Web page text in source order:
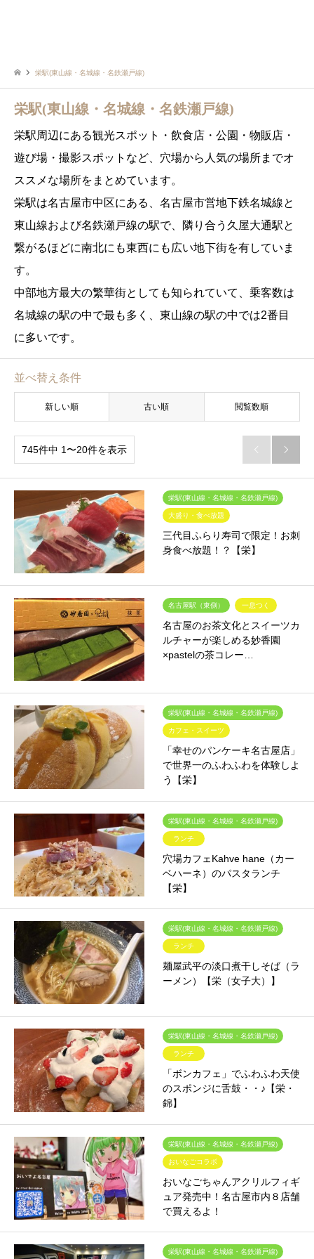
栄駅(東山線・名城線・名鉄瀬戸線)
栄駅(東山線・名城線・名鉄瀬戸線)
栄駅周辺にある観光スポット・飲食店・公園・物販店・
遊び場・撮影スポットなど、穴場から人気の場所までオ
ススメな場所をまとめています。
栄駅は名古屋市中区にある、名古屋市営地下鉄名城線と
東山線および名鉄瀬戸線の駅で、隣り合う久屋大通駅と
繋がるほどに南北にも東西にも広い地下街を有していま
す。
中部地方最大の繁華街としても知られていて、乗客数は
名城線の駅の中で最も多く、東山線の駅の中では2番目
に多いです。
並べ替え条件
新しい順 古い順 閲覧数順
745件中 1〜20件を表示  
栄駅(東山線・名城線・名鉄瀬戸線)
大盛り・食べ放題
三代目ふらり寿司で限定！お刺
身食べ放題！？【栄】
名古屋駅（東側） 一息つく
名古屋のお茶文化とスイーツカ
ルチャーが楽しめる妙香園
×pastelの茶コレー…
栄駅(東山線・名城線・名鉄瀬戸線)
カフェ・スイーツ
「幸せのパンケーキ名古屋店」
で世界一のふわふわを体験しよ
う【栄】
栄駅(東山線・名城線・名鉄瀬戸線)
ランチ
穴場カフェKahve hane（カー
ベハーネ）のパスタランチ
【栄】
栄駅(東山線・名城線・名鉄瀬戸線)
ランチ
麺屋武平の淡口煮干しそば（ラ
ーメン）【栄（女子大）】
栄駅(東山線・名城線・名鉄瀬戸線)
ランチ
「ボンカフェ」でふわふわ天使
のスポンジに舌鼓・・♪【栄・
錦】
栄駅(東山線・名城線・名鉄瀬戸線)
おいなごコラボ
おいなごちゃんアクリルフィギ
ュア発売中！名古屋市内８店舗
で買えるよ！
栄駅(東山線・名城線・名鉄瀬戸線)